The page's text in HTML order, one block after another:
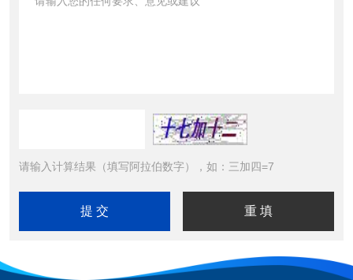
请输入计算结果（填写阿拉伯数字），如：三加四=7